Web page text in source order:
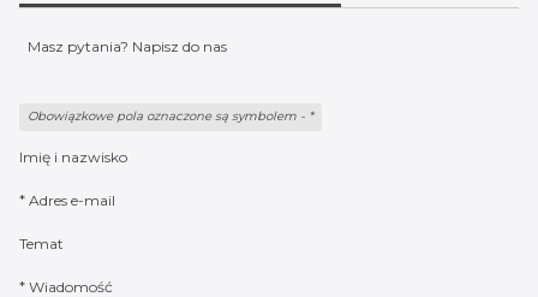
Masz pytania? Napisz do nas
Obowiązkowe pola oznaczone są symbolem - *
Imię i nazwisko
* Adres e-mail
Temat
* Wiadomość